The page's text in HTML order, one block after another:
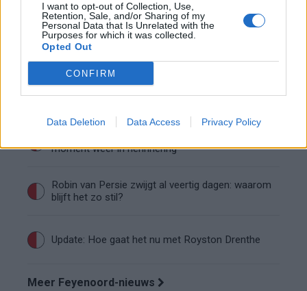
I want to opt-out of Collection, Use,
Retention, Sale, and/or Sharing of my
Personal Data that Is Unrelated with the
Purposes for which it was collected.
Opted Out
CONFIRM
Data Deletion Data Access Privacy Policy
tegenstanders
Conference League-ophef: Hamrun
uitgeschakeld na omstreden strafschop zonder
Vier oud-Eredivisionisten kunnen
wereldkampioen worden
moment weer in herinnering
Robin van Persie zwijgt al veertig dagen: waarom
blijft het zo stil?
Update: Hoe gaat het nu met Royston Drenthe
Meer Feyenoord-nieuws